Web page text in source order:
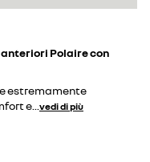
Polaire con
estremamente
e vedi di più